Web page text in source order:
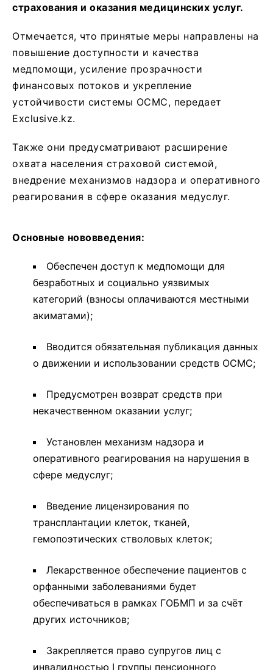
страхования и оказания медицинских услуг.
Отмечается, что принятые меры направлены на
повышение доступности и качества
медпомощи, усиление прозрачности
финансовых потоков и укрепление
устойчивости системы ОСМС, передает
Exclusive.kz.
Также они предусматривают расширение
охвата населения страховой системой,
внедрение механизмов надзора и оперативного
реагирования в сфере оказания медуслуг.
Основные нововведения:
Обеспечен доступ к медпомощи для
безработных и социально уязвимых
категорий (взносы оплачиваются местными
акиматами);
Вводится обязательная публикация данных
о движении и использовании средств ОСМС;
Предусмотрен возврат средств при
некачественном оказании услуг;
Установлен механизм надзора и
оперативного реагирования на нарушения в
сфере медуслуг;
Введение лицензирования по
трансплантации клеток, тканей,
гемопоэтических стволовых клеток;
Лекарственное обеспечение пациентов с
орфанными заболеваниями будет
обеспечиваться в рамках ГОБМП и за счёт
других источников;
Закрепляется право супругов лиц с
инвалидностью I группы пенсионного